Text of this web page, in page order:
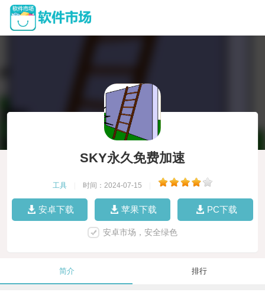
SKY永久免费加速
工具 时间：2024-07-15
安卓下载 苹果下载 PC下载
安卓市场，安全绿色
简介 排行